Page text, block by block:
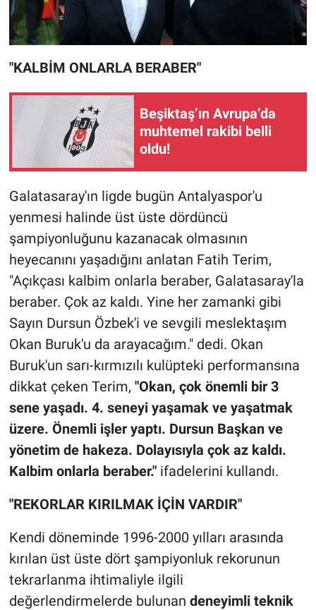
"KALBİM ONLARLA BERABER"
Beşiktaş’ın Avrupa’da
muhtemel rakibi belli
oldu!
Galatasaray'ın ligde bugün Antalyaspor'u
yenmesi halinde üst üste dördüncü
şampiyonluğunu kazanacak olmasının
heyecanını yaşadığını anlatan Fatih Terim,
"Açıkçası kalbim onlarla beraber, Galatasaray'la
beraber. Çok az kaldı. Yine her zamanki gibi
Sayın Dursun Özbek'i ve sevgili meslektaşım
Okan Buruk'u da arayacağım." dedi. Okan
Buruk'un sarı-kırmızılı kulüpteki performansına
dikkat çeken Terim, "Okan, çok önemli bir 3
sene yaşadı. 4. seneyi yaşamak ve yaşatmak
üzere. Önemli işler yaptı. Dursun Başkan ve
yönetim de hakeza. Dolayısıyla çok az kaldı.
Kalbim onlarla beraber."ifadelerini kullandı.
"REKORLAR KIRILMAK İÇİN VARDIR"
Kendi döneminde 1996-2000 yılları arasında
kırılan üst üste dört şampiyonluk rekorunun
tekrarlanma ihtimaliyle ilgili
değerlendirmelerde bulunan deneyimli teknik